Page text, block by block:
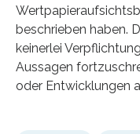
beschrieben haben.
keinerlei
Aussagen
oder Entwicklungen